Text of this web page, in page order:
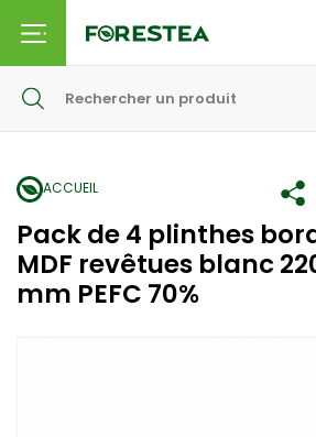
ACCUEIL
Pack de 4 plinthes
MDF revêtues blanc
mm PEFC 70%